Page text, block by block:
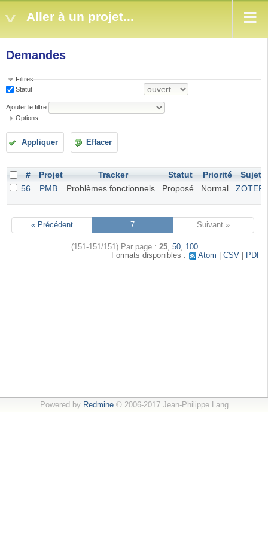
Aller à un projet...
Demandes
Filtres
Statut
Ajouter le filtre
Options
Appliquer Effacer
# Projet Tracker Statut Priorité
Sujet
56
PMB Problèmes fonctionnels Proposé Normal
« Précédent 7 Suivant »
(151-151/151) Par page : 25, 50, 100
Formats disponibles :
Atom CSV PDF
Powered by Redmine© 2006-2017 Jean-Philippe Lang